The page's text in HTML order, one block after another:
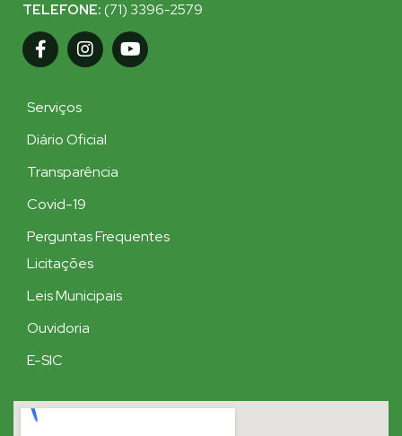
TELEFONE: (71) 3396-2579
Serviços
Diário Oficial
Transparência
Covid-19
Perguntas Frequentes
Licitações
Leis Municipais
Ouvidoria
E-SIC